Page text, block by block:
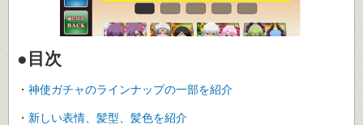
●目次
・ 神使ガチャのラインナップの一部を紹介
・ 新しい表情、髪型、髪色を紹介